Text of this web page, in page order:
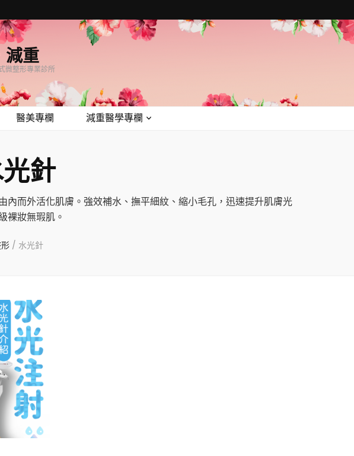
減重
微整形專業診所
醫美專欄 減重醫學專欄
針
而外活化肌膚。強效補水、撫平細紋、縮小毛孔，迅速提升肌膚光
裸妝無瑕肌。
/ 水光針